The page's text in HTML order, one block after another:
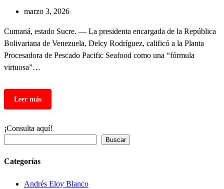
marzo 3, 2026
Cumaná, estado Sucre. — La presidenta encargada de la República
Bolivariana de Venezuela, Delcy Rodríguez, calificó a la Planta
Procesadora de Pescado Pacific Seafood como una “fórmula
virtuosa”…
¡Consulta aquí!
Buscar
Categorías
Andrés Eloy Blanco